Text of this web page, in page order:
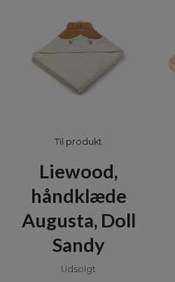
Til produkt
Liewood,
håndklæde
Augusta, Doll
Sandy
Udsolgt